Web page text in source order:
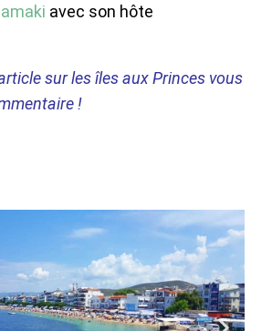
avec son hôte
sur les îles aux Princes vous
!